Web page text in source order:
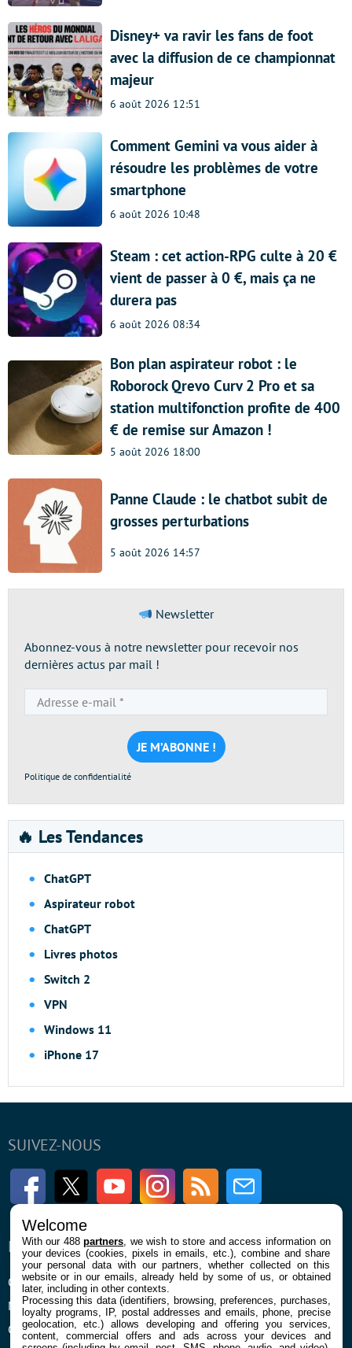
Disney+ va ravir les fans de foot
avec la diffusion de ce championnat
majeur
6 août 2026 12:51
Comment Gemini va vous aider à
résoudre les problèmes de votre
smartphone
6 août 2026 10:48
Steam : cet action-RPG culte à 20 €
vient de passer à 0 €, mais ça ne
durera pas
6 août 2026 08:34
Bon plan aspirateur robot : le
Roborock Qrevo Curv 2 Pro et sa
station multifonction profite de 400
€ de remise sur Amazon !
5 août 2026 18:00
Panne Claude : le chatbot subit de
grosses perturbations
5 août 2026 14:57
Newsletter
Abonnez-vous à notre newsletter pour recevoir nos
dernières actus par mail !
e-
mail
*
Politique de confidentialité
🔥 Les Tendances
ChatGPT
Aspirateur robot
ChatGPT
Livres photos
Switch 2
VPN
Windows 11
iPhone 17
SUIVEZ-NOUS
FacebookTwitter Youtube InstagramRSS Newsletter
ENTREPRISE
Qui sommes nous
Mentions légales et CGU
Confidentialité et Cookies
À PROPOS
La rédaction
Contact
Welcome
With our 488partners , we wish to store and access information on
your devices (cookies, pixels in emails, etc.), combine and share
your personal data with our partners, whether collected on this
website or in our emails, already held by some of us, or obtained
later, including in other contexts.
Processing this data (identifiers, browsing, preferences, purchases,
loyalty programs, IP, postal addresses and emails, phone, precise
geolocation, etc.) allows developing and offering you services,
content, commercial offers and ads across your devices and